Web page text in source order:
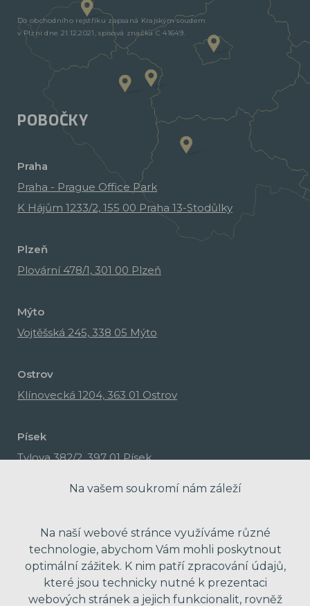
Do obchodního rejstříku zapsaná Krajským soudem
v Plzni dne 21.12.2021, spisová značka C 41649.
POBOČKY
Praha
Praha - Prague Office Park
K Hájům 1233/2, 155 00 Praha 13-Stodůlky
Plzeň
Plovární 478/1, 301 00 Plzeň
Mýto
Vojtěšská 245, 338 05 Mýto
Ostrov
Klínovecká 1204, 363 01 Ostrov
Písek
Tylova 382/2, 397 01 Písek
Na vašem soukromí nám záleží
Na naší webové stránce využíváme různé
technologie, abychom Vám mohli poskytnout
optimální zážitek. K nim patří zpracování údajů,
které jsou technicky nutné k prezentaci
webových stránek a jejich funkcionalit, rovněž